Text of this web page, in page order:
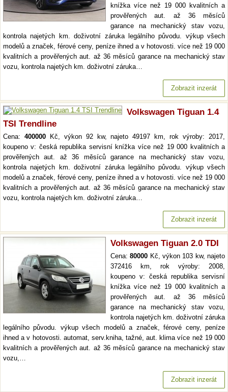
knížka více než 19 000 kvalitních a
prověřených aut. až 36 měsíců
garance na mechanický stav vozu,
kontrola najetých km. doživotní záruka legálního původu. výkup všech
modelů a značek, férové ceny, peníze ihned a v hotovosti. více než 19 000
kvalitních a prověřených aut. až 36 měsíců garance na mechanický stav
vozu, kontrola najetých km. doživotní záruka…
Zobrazit inzerát
Volkswagen Tiguan 1.4
TSI Trendline
Cena: 400000Kč, výkon 92 kw, najeto 49197 km, rok výroby: 2017,
koupeno v: česká republika servisní knížka více než 19 000 kvalitních a
prověřených aut. až 36 měsíců garance na mechanický stav vozu,
kontrola najetých km. doživotní záruka legálního původu. výkup všech
modelů a značek, férové ceny, peníze ihned a v hotovosti. více než 19 000
kvalitních a prověřených aut. až 36 měsíců garance na mechanický stav
vozu, kontrola najetých km. doživotní záruka…
Zobrazit inzerát
Volkswagen Tiguan 2.0 TDI
Cena:80000 Kč, výkon 103 kw, najeto
372416 km, rok výroby: 2008,
koupeno v: česká republika servisní
knížka více než 19 000 kvalitních a
prověřených aut. až 36 měsíců
garance na mechanický stav vozu,
kontrola najetých km. doživotní záruka
legálního původu. výkup všech modelů a značek, férové ceny, peníze
ihned a v hotovosti. automat, serv.kniha, tažné, aut. klima více než 19 000
kvalitních a prověřených aut. až 36 měsíců garance na mechanický stav
vozu,…
Zobrazit inzerát